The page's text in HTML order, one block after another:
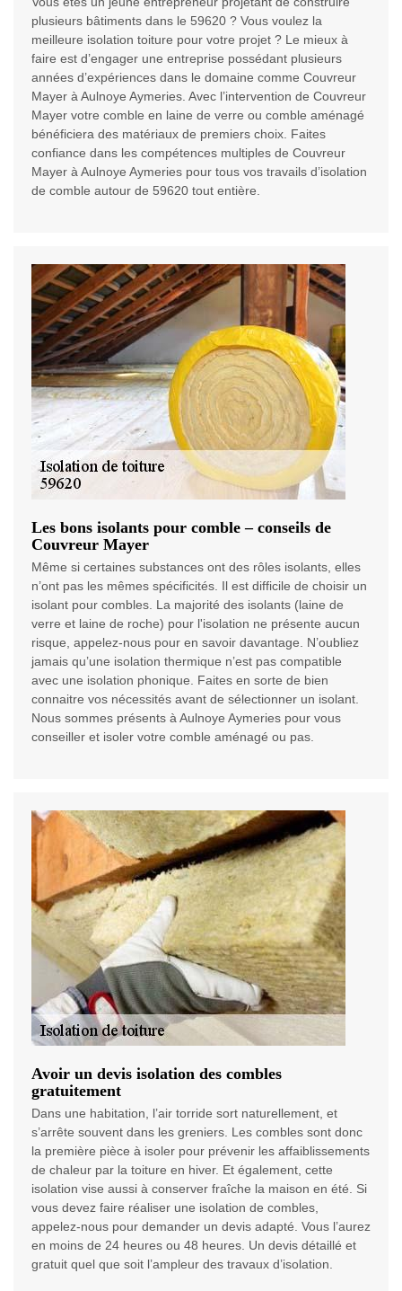
plusieurs bâtiments dans le 59620 ? Vous voulez la
meilleure isolation toiture pour votre projet ? Le mieux à
faire est d’engager une entreprise possédant plusieurs
années d’expériences dans le domaine comme Couvreur
Mayer à Aulnoye Aymeries. Avec l’intervention de Couvreur
Mayer votre comble en laine de verre ou comble aménagé
bénéficiera des matériaux de premiers choix. Faites
confiance dans les compétences multiples de Couvreur
Mayer à Aulnoye Aymeries pour tous vos travails d’isolation
de comble autour de 59620 tout entière.
Les bons isolants pour comble – conseils de
Couvreur Mayer
Même si certaines substances ont des rôles isolants, elles
n’ont pas les mêmes spécificités. Il est difficile de choisir un
isolant pour combles. La majorité des isolants (laine de
verre et laine de roche) pour l'isolation ne présente aucun
risque, appelez-nous pour en savoir davantage. N’oubliez
jamais qu’une isolation thermique n’est pas compatible
avec une isolation phonique. Faites en sorte de bien
connaitre vos nécessités avant de sélectionner un isolant.
Nous sommes présents à Aulnoye Aymeries pour vous
conseiller et isoler votre comble aménagé ou pas.
Avoir un devis isolation des combles
gratuitement
Dans une habitation, l’air torride sort naturellement, et
s’arrête souvent dans les greniers. Les combles sont donc
la première pièce à isoler pour prévenir les affaiblissements
de chaleur par la toiture en hiver. Et également, cette
isolation vise aussi à conserver fraîche la maison en été. Si
vous devez faire réaliser une isolation de combles,
appelez-nous pour demander un devis adapté. Vous l’aurez
en moins de 24 heures ou 48 heures. Un devis détaillé et
gratuit quel que soit l’ampleur des travaux d’isolation.